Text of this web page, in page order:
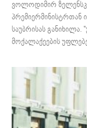
ვოლოდიმირ
საუბრისას განიხილა.
მოქალაქეების